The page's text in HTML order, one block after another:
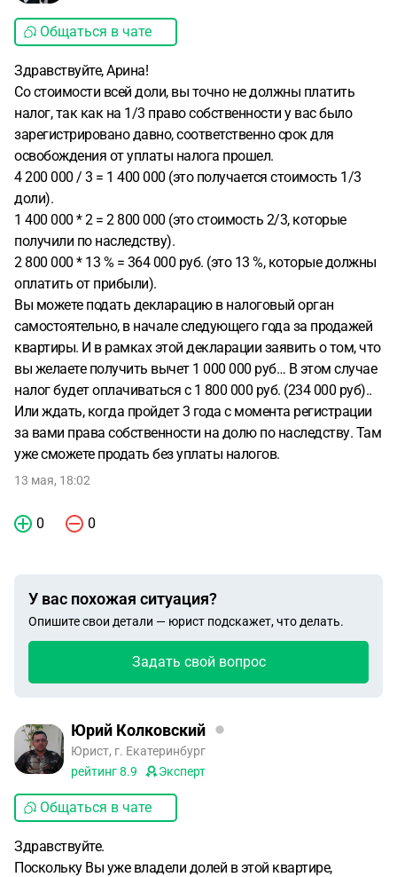
Общаться в чате
Здравствуйте, Арина!
Со стоимости всей доли, вы точно не должны платить
налог, так как на 1/3 право собственности у вас было
зарегистрировано давно, соответственно срок для
освобождения от уплаты налога прошел.
4 200 000 / 3 = 1 400 000 (это получается стоимость 1/3
доли).
1 400 000 * 2 = 2 800 000 (это стоимость 2/3, которые
получили по наследству).
2 800 000 * 13 % = 364 000 руб. (это 13 %, которые должны
оплатить от прибыли).
Вы можете подать декларацию в налоговый орган
самостоятельно, в начале следующего года за продажей
квартиры. И в рамках этой декларации заявить о том, что
вы желаете получить вычет 1 000 000 руб… В этом случае
налог будет оплачиваться с 1 800 000 руб. (234 000 руб)..
Или ждать, когда пройдет 3 года с момента регистрации
за вами права собственности на долю по наследству. Там
уже сможете продать без уплаты налогов.
13 мая, 18:02
0 0
У вас похожая ситуация?
Опишите свои детали — юрист подскажет, что делать.
Задать свой вопрос
Юрий Колковский
Юрист, г. Екатеринбург
рейтинг8.9 Эксперт
Общаться в чате
Здравствуйте.
Поскольку Вы уже владели долей в этой квартире,